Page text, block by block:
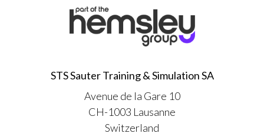
STS Sauter Training & Simulation SA
Avenue de la Gare 10
CH-1003 Lausanne
Switzerland